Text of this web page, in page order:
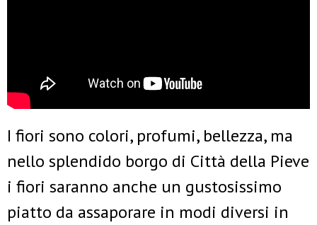
I fiori sono colori, profumi, bellezza, ma
nello splendido borgo di Città della Pieve
i fiori saranno anche un gustosissimo
piatto da assaporare in modi diversi in